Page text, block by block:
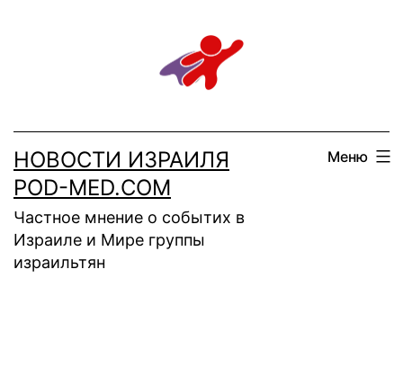
НОВОСТИ ИЗРАИЛЯ
POD-MED.COM
Частное мнение о событих в
Израиле и Мире группы
израильтян
Меню